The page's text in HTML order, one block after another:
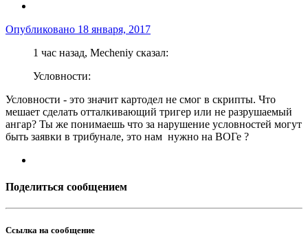
Опубликовано 18 января, 2017
1 час назад, Mecheniy сказал:
Условности:
Условности - это значит картодел не смог в скрипты. Что
мешает сделать отталкивающий тригер или не разрушаемый
ангар? Ты же понимаешь что за нарушение условностей могут
быть заявки в трибунале, это нам нужно на ВОГе ?
Поделиться сообщением
Ссылка на сообщение